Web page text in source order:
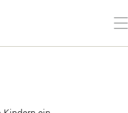
Sie